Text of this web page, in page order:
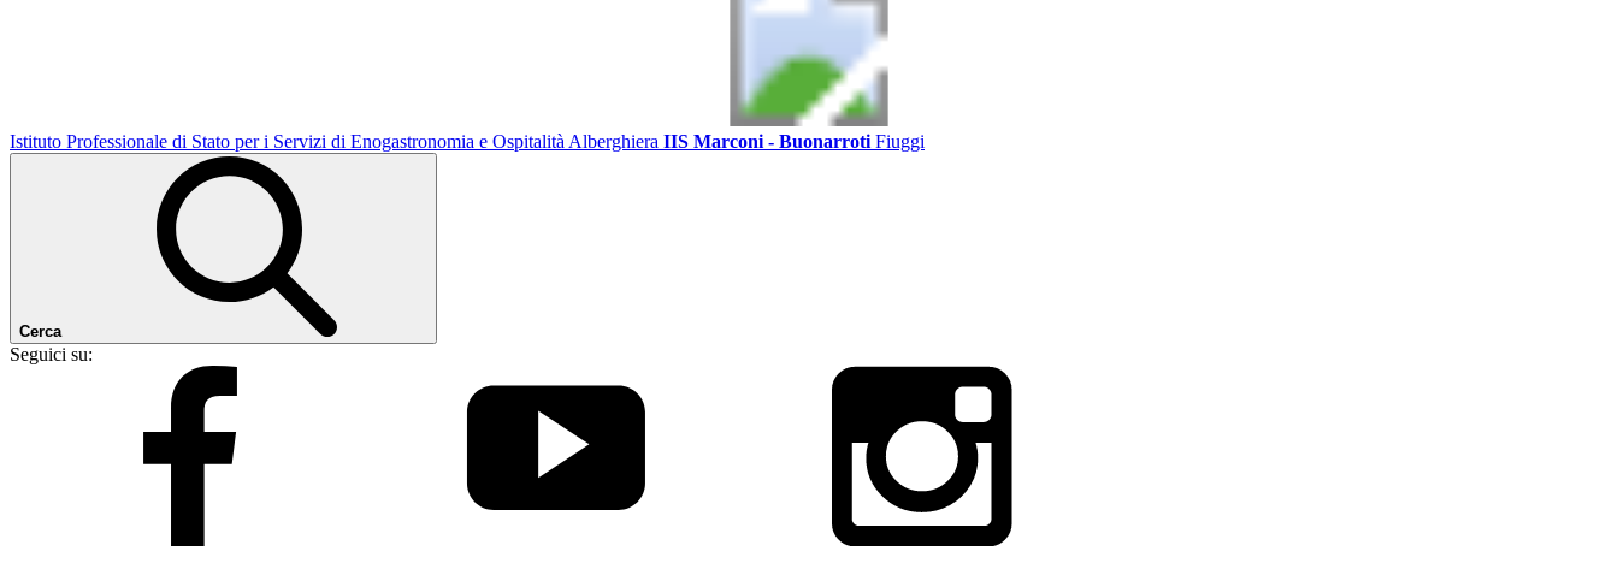
Istituto Professionale di Stato per i Servizi di Enogastronomia e Ospitalità Alberghiera IIS Marconi - Buonarroti Fiuggi
Cerca
Seguici su: